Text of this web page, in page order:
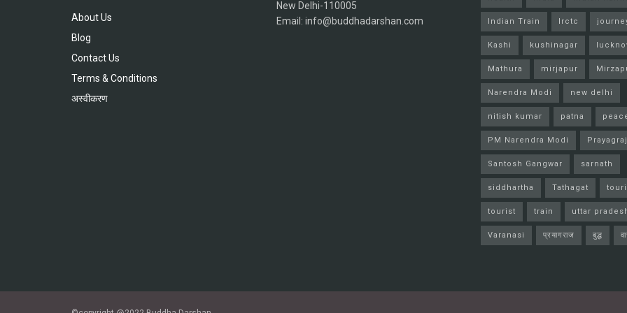
About Us
Blog
Contact Us
Terms & Conditions
अस्वीकरण
New Delhi-110005
Email: info@buddhadarshan.com
Indian Train Irctc
Kashi kushinagar
Mathura mirjapur
Narendra Modi new delhi
nitish kumar patna
PM Narendra Modi Prayagraj
Santosh Gangwar sarnath
siddhartha Tathagat
tourist train uttar
Varanasi प्रयागराज बुद्ध